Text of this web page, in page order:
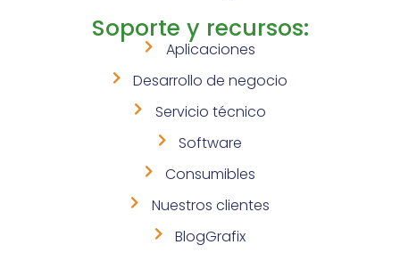
Soporte y recursos:
Aplicaciones
Desarrollo de negocio
Servicio técnico
Software
Consumibles
Nuestros clientes
BlogGrafix